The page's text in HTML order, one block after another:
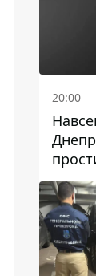
20:00